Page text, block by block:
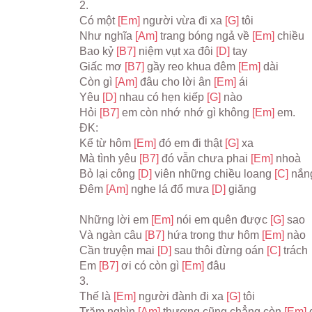
2.
Có một [Em] người vừa đi xa [G] tôi
Như nghĩa [Am] trang bóng ngả về [Em] chiều
Bao kỷ [B7] niệm vụt xa đôi [D] tay
Giấc mơ [B7] gầy reo khua đêm [Em] dài
Còn gì [Am] đâu cho lời ân [Em] ái
Yêu [D] nhau có hẹn kiếp [G] nào
Hỏi [B7] em còn nhớ nhớ gì không [Em] em.
ĐK:
Kể từ hôm [Em] đó em đi thật [G] xa
Mà tình yêu [B7] đó vẫn chưa phai [Em] nhoà
Bỏ lại công [D] viên những chiều loang [C]
Đêm [Am] nghe lá đổ mưa [D] giăng
Những lời em [Em] nói em quên được [G] sao
Và ngàn câu [B7] hứa trong thư hôm [Em] nào
Cần truyện mai [D] sau thôi đừng oán [C] trách
Em [B7] ơi có còn gì [Em] đâu
3.
Thế là [Em] người đành đi xa [G] tôi